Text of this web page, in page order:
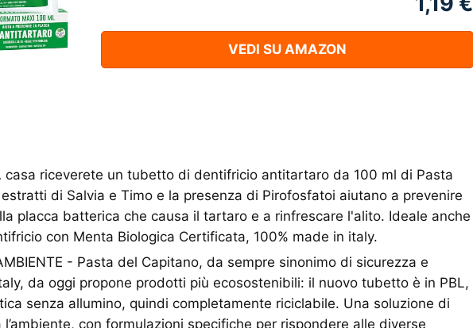
VEDI SU AMAZON
casa riceverete un tubetto di dentifricio antitartaro da 100 ml di Pasta
di Salvia e Timo e la presenza di Pirofosfatoi aiutano a prevenire
placca batterica che causa il tartaro e a rinfrescare l'alito. Ideale anche
con Menta Biologica Certificata, 100% made in italy.
- Pasta del Capitano, da sempre sinonimo di sicurezza e
da oggi propone prodotti più ecosostenibili: il nuovo tubetto è in PBL,
senza allumino, quindi completamente riciclabile. Una soluzione di
con formulazioni specifiche per rispondere alle diverse